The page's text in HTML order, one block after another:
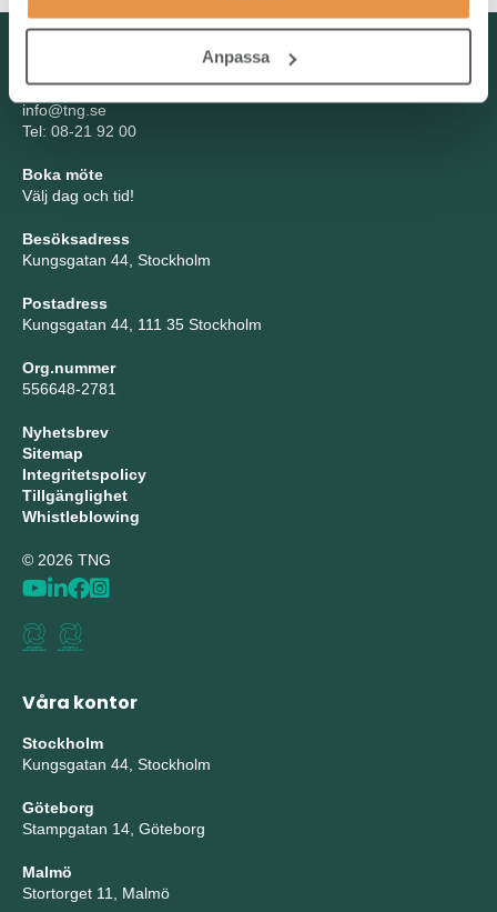
Anpassa
TNG Group AB
info@tng.se
Tel: 08-21 92 00
Boka möte
Välj dag och tid!
Besöksadress
Kungsgatan 44, Stockholm
Postadress
Kungsgatan 44, 111 35 Stockholm
Org.nummer
556648-2781
Nyhetsbrev
Sitemap
Integritetspolicy
Tillgänglighet
Whistleblowing
© 2026 TNG
Våra kontor
Stockholm
Kungsgatan 44, Stockholm
Göteborg
Stampgatan 14, Göteborg
Malmö
Stortorget 11, Malmö